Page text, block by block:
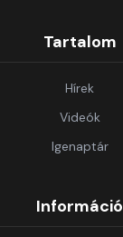
Tartalom
Hírek
Videók
Igenaptár
Információ